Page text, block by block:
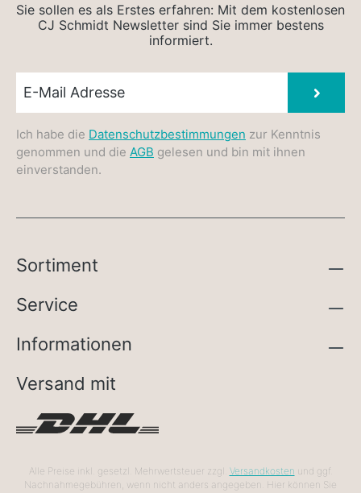
Sie sollen es als Erstes erfahren: Mit dem kostenlosen
CJ Schmidt Newsletter sind Sie immer bestens
informiert.
Ich habe die Datenschutzbestimmungen zur Kenntnis
genommen und die AGB gelesen und bin mit ihnen
einverstanden.
Sortiment
Service
Informationen
Versand mit
Alle Preise inkl. gesetzl. Mehrwertsteuer zzgl. Versandkosten und ggf.
Nachnahmegebühren, wenn nicht anders angegeben. Hier können Sie